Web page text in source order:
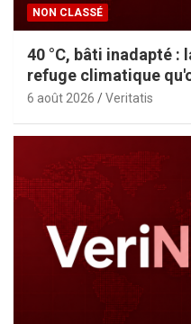
NON CLASSÉ
40 °C, bâti inadapté :
refuge climatique
6 août 2026 Veritatis